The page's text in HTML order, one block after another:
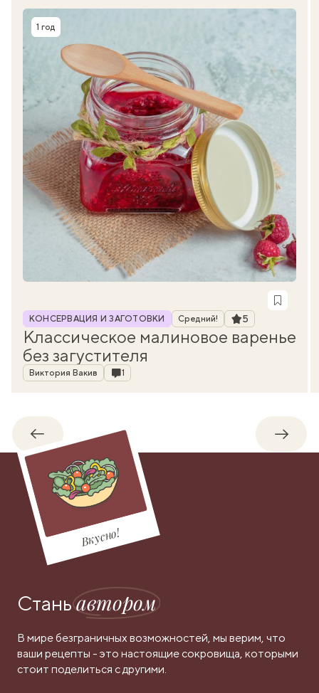
Время приготовления
1 год
Рубрика
КОНСЕРВАЦИЯ И ЗАГОТОВКИ Средний! Рейтинг
5
Классическое малиновое варенье
без загустителя
Автор
Виктория Вакив Комментарии
1
Обратно
Вкусно!
Станьавтором
В мире безграничных возможностей, мы верим, что
ваши рецепты - это настоящие сокровища, которыми
стоит поделиться с другими.